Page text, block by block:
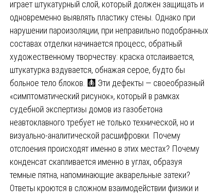
играет штукатурный слой, который должен защищать и
одновременно выявлять пластику стены. Однако при
нарушении пароизоляции, при неправильно подобранных
составах отделки начинается процесс, обратный
художественному творчеству: краска отслаивается,
штукатурка вздувается, обнажая серое, будто бы
больное тело блоков. 🩻 Эти дефекты — своеобразный
«симптоматический рисунок», который в рамках
судебной экспертизы домов из газобетона
неавтоклавного требует не только технической, но и
визуально-аналитической расшифровки. Почему
отслоения происходят именно в этих местах? Почему
конденсат скапливается именно в углах, образуя
темные пятна, напоминающие акварельные затеки?
Ответы кроются в сложном взаимодействии физики и